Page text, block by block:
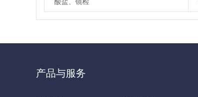
产品与服务